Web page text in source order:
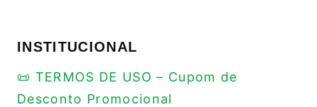
INSTITUCIONAL
📜 TERMOS DE USO – Cupom de
Desconto Promocional